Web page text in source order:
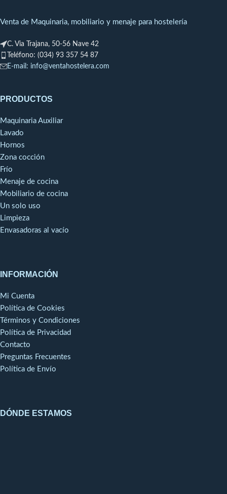
Venta de Maquinaria, mobiliario y menaje para hostelería
C. Via Trajana, 50-56 Nave 42
Teléfono: (034) 93 357 54 87
E-mail: info@ventahostelera.com
PRODUCTOS
Maquinaria Auxiliar
Lavado
Hornos
Zona cocción
Frío
Menaje de cocina
Mobiliario de cocina
Un solo uso
Limpieza
Envasadoras al vacío
INFORMACIÓN
Mi Cuenta
Política de Cookies
Términos y Condiciones
Política de Privacidad
Contacto
Preguntas Frecuentes
Política de Envío
DÓNDE ESTAMOS